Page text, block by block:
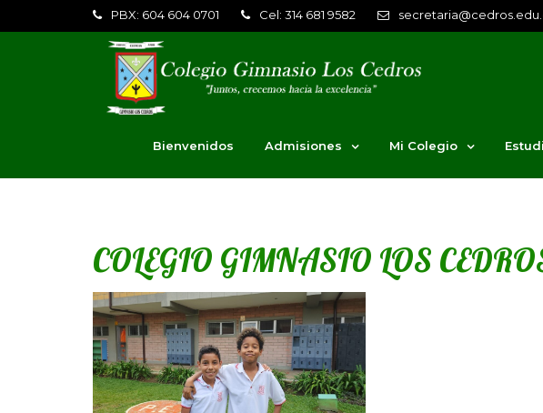
PBX: 604 604 0701 Cel: 314 681 9582
Bienvenidos Admisiones Mi Colegio
COLEGIO GIMNASIO LOS